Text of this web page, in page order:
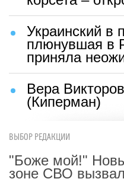
Украинский в
плюнувшая в
приняла
Вера
(Киперман)
ВЫБОР РЕДАКЦИИ
"Боже мой!"
зоне СВО